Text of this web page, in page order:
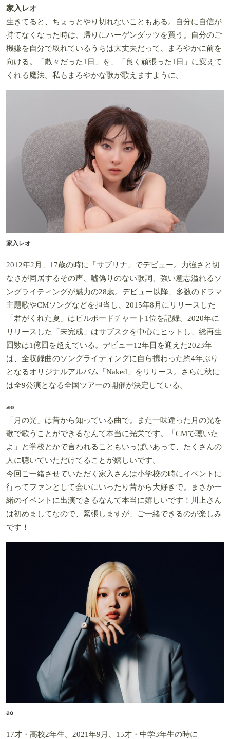
家入レオ
生きてると、ちょっとやり切れないこともある。自分に自信が
持てなくなった時は、帰りにハーゲンダッツを買う。自分のご
機嫌を自分で取れているうちは大丈夫だって、まろやかに前を
向ける。「散々だった1日」を、「良く頑張った1日」に変えて
くれる魔法。私もまろやかな歌が歌えますように。
家入レオ
2012年2月、17歳の時に「サブリナ」でデビュー。力強さと切
なさが同居するその声、嘘偽りのない歌詞、強い意志溢れるソ
ングライティングが魅力の28歳。デビュー以降、多数のドラマ
主題歌やCMソングなどを担当し、2015年8月にリリースした
「君がくれた夏」はビルボードチャート1位を記録。2020年に
リリースした「未完成」はサブスクを中心にヒットし、総再生
回数は1億回を超えている。デビュー12年目を迎えた2023年
は、全収録曲のソングライティングに自ら携わった約4年ぶり
となるオリジナルアルバム「Naked」をリリース。さらに秋に
は全9公演となる全国ツアーの開催が決定している。
ao
「月の光」は昔から知っている曲で。また一味違った月の光を
歌で歌うことができるなんて本当に光栄です。「CMで聴いた
よ」と学校とかで言われることもいっぱいあって、たくさんの
人に聴いていただけてることが嬉しいです。
今回ご一緒させていただく家入さんは小学校の時にイベントに
行ってファンとして会いにいったり昔から大好きで。まさか一
緒のイベントに出演できるなんて本当に嬉しいです！川上さん
は初めましてなので、緊張しますが、ご一緒できるのが楽しみ
です！
ao
17才・高校2年生。2021年9月、15才・中学3年生の時に